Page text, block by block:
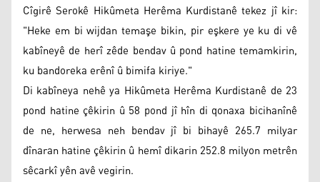
Cîgirê Serokê Hikûmeta Herêma Kurdistanê tekez jî kir:
"Heke em bi wijdan temaşe bikin, pir eşkere ye ku di vê
kabîneyê de herî zêde bendav û pond hatine temamkirin,
ku bandoreka erênî û bimifa kiriye."
Di kabîneya nehê ya Hikûmeta Herêma Kurdistanê de 23
pond hatine çêkirin û 58 pond jî hîn di qonaxa bicihanînê
de ne, herwesa neh bendav jî bi bihayê 265.7 milyar
dînaran hatine çêkirin û hemî dikarin 252.8 milyon metrên
sêcarkî yên avê vegirin.